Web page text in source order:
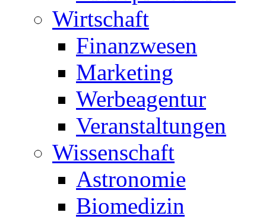
Wirtschaft
Finanzwesen
Marketing
Werbeagentur
Veranstaltungen
Wissenschaft
Astronomie
Biomedizin